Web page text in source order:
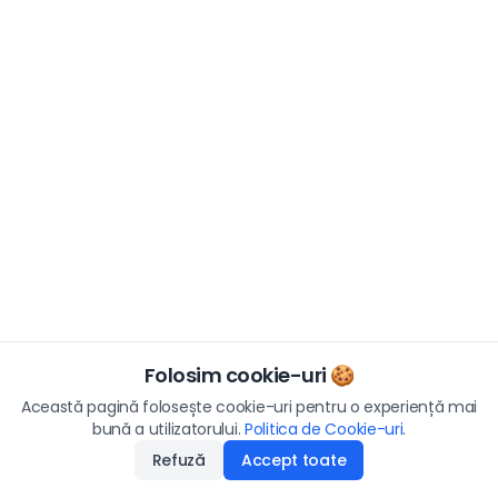
Folosim cookie-uri 🍪
Această pagină folosește cookie-uri pentru o experiență mai
bună a utilizatorului. Politica de Cookie-uri.
Refuză
Accept toate